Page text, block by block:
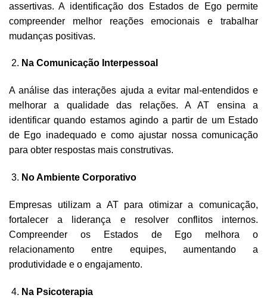
assertivas. A identificação dos Estados de Ego permite
compreender melhor reações emocionais e trabalhar
mudanças positivas.
Na Comunicação Interpessoal
A análise das interações ajuda a evitar mal-entendidos e
melhorar a qualidade das relações. A AT ensina a
identificar quando estamos agindo a partir de um Estado
de Ego inadequado e como ajustar nossa comunicação
para obter respostas mais construtivas.
No Ambiente Corporativo
Empresas utilizam a AT para otimizar a comunicação,
fortalecer a liderança e resolver conflitos internos.
Compreender os Estados de Ego melhora o
relacionamento entre equipes, aumentando a
produtividade e o engajamento.
Na Psicoterapia